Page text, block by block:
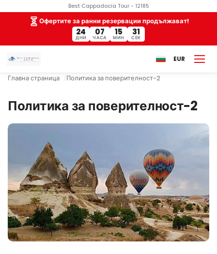
Best Cappadocia Tour - 12185
Офертите за ранни резервации продължават!
24
ДНИ
07
ЧАСА
15
МИН
31
СЕК
EUR
Главна страница Политика за поверителност-2
Политика за поверителност-2